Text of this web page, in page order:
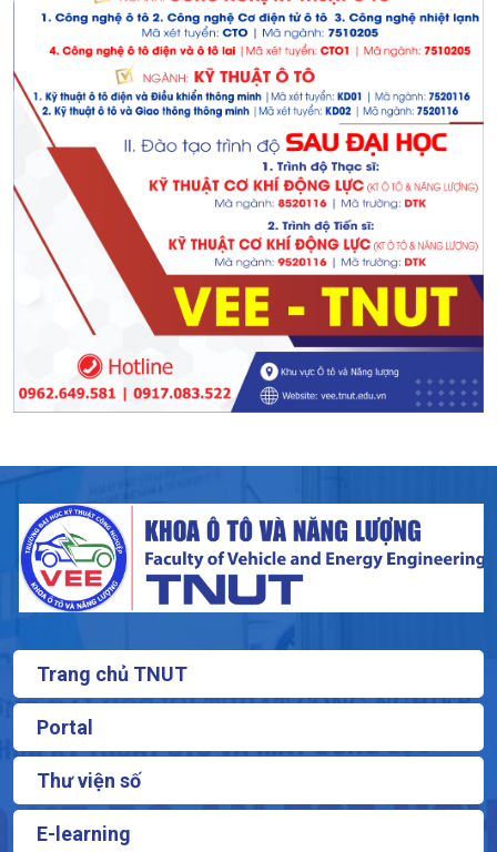
Trang chủ TNUT
Portal
Thư viện số
E-learning